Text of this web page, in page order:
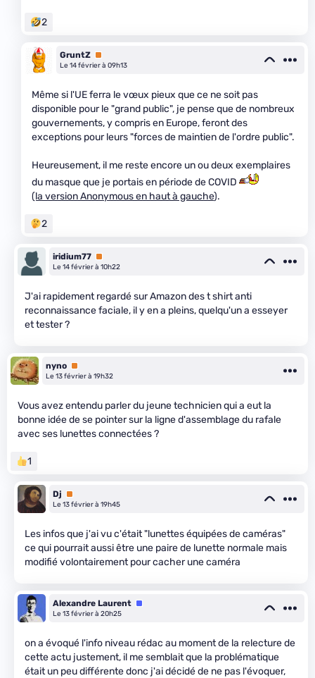
2
GruntZ Premium
Le 14 février à 09h13
Même si l'UE ferra le vœux pieux que ce ne soit pas
disponible pour le "grand public", je pense que de nombreux
gouvernements, y compris en Europe, feront des
exceptions pour leurs "forces de maintien de l'ordre public".
Heureusement, il me reste encore un ou deux exemplaires
du masque que je portais en période de COVID
(la version Anonymous en haut à gauche).
2
iridium77 Premium
Le 14 février à 10h22
J'ai rapidement regardé sur Amazon des t shirt anti
reconnaissance faciale, il y en a pleins, quelqu'un a esseyer
et tester ?
nyno Premium
Le 13 février à 19h32
Vous avez entendu parler du jeune technicien qui a eut la
bonne idée de se pointer sur la ligne d'assemblage du rafale
avec ses lunettes connectées ?
1
Dj
Premium
Le 13 février à 19h45
Les infos que j'ai vu c'était "lunettes équipées de caméras"
ce qui pourrait aussi être une paire de lunette normale mais
modifié volontairement pour cacher une caméra
Alexandre Laurent Équipe
Le 13 février à 20h25
on a évoqué l'info niveau rédac au moment de la relecture de
cette actu justement, il me semblait que la problématique
était un peu différente donc j'ai décidé de ne pas l'évoquer,